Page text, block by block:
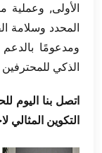
الأولى,
المحدد وسلامة
ومدعومًا بالدعم
الذكي
اتصل بنا
التكوين المثالي